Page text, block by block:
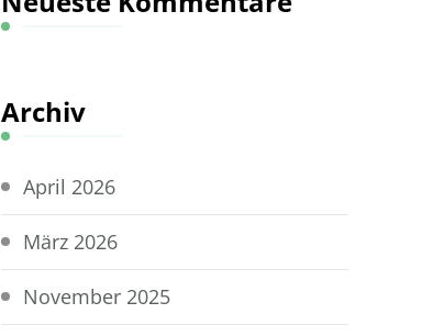
Archiv
April 2026
März 2026
November 2025